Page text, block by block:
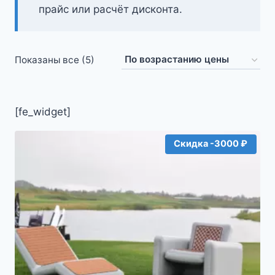
прайс или расчёт дисконта.
Показаны все (5)
[fe_widget]
Скидка -3000 ₽